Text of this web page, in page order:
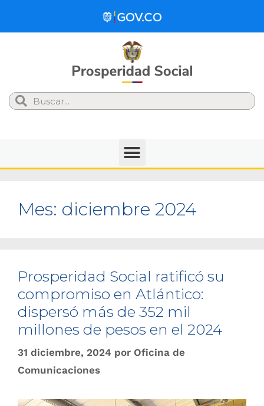
Search
Mes: diciembre 2024
Prosperidad Social ratificó su
compromiso en Atlántico:
dispersó más de 352 mil
millones de pesos en el 2024
31 diciembre, 2024 por Oficina de
Comunicaciones